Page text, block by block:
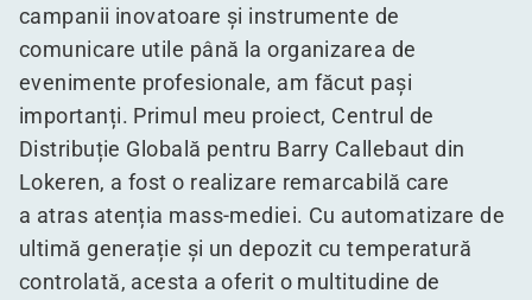
campanii inovatoare și instrumente de
comunicare utile până la organizarea de
evenimente profesionale, am făcut pași
importanți. Primul meu proiect, Centrul de
Distribuție Globală pentru Barry Callebaut din
Lokeren, a fost o realizare remarcabilă care
a atras atenția mass-mediei. Cu automatizare de
ultimă generație și un depozit cu temperatură
controlată, acesta a oferit o multitudine de